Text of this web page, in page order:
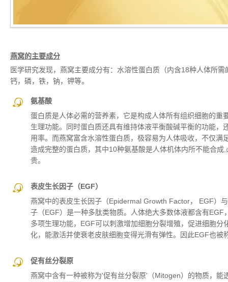
燕窝的主要成分
医学研究发现，燕窝主要成分有：水溶性蛋白质（内含18种人体所
钙，磷，铁，钠，钾等。
氨基酸
蛋白质是人体必需的营养素，它是构成人体所有组织细胞的
生理功能。同时蛋白质还具有维持体液平衡酸碱平衡的功能
用率。而燕窝富含水溶性蛋白质，极容易为人体吸收，不仅
造成完整的蛋白质，其中10种氨基酸是人体机体内所不能合
贵。
表皮生长因子（EGF）
燕窝中的表皮生长因子（Epidermal Growth Factor， EGF）
子（EGF）是一种多肽类物质。人体绝大多数体液都含有
多项生理功能，EGF可以刺激增加细胞分裂增殖，促进细胞
化，能激活并使衰老皮肤细胞变得光滑有弹性。因此EGF也被
促有丝分裂原
燕窝中含有一种被称为'促有丝分裂原'（Mitogen）的物质，